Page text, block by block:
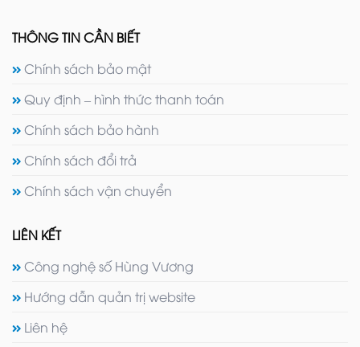
THÔNG TIN CẦN BIẾT
Chính sách bảo mật
Quy định – hình thức thanh toán
Chính sách bảo hành
Chính sách đổi trả
Chính sách vận chuyển
LIÊN KẾT
Công nghệ số Hùng Vương
Hướng dẫn quản trị website
Liên hệ